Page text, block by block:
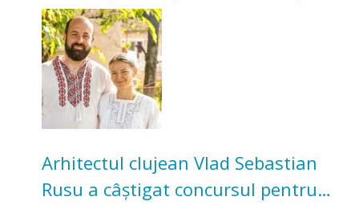
Acum cultivă legume în grădina
bunicilor
Arhitectul clujean Vlad Sebastian
Rusu a câștigat concursul pentru